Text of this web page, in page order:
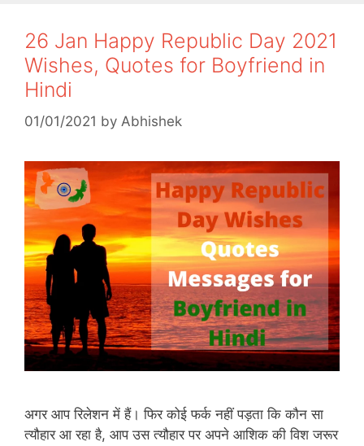
26 Jan Happy Republic Day 2021
Wishes, Quotes for Boyfriend in
Hindi
01/01/2021 by Abhishek
अगर आप रिलेशन में हैं। फिर कोई फर्क नहीं पड़ता कि कौन सा
त्यौहार आ रहा है, आप उस त्यौहार पर अपने आशिक की विश जरूर